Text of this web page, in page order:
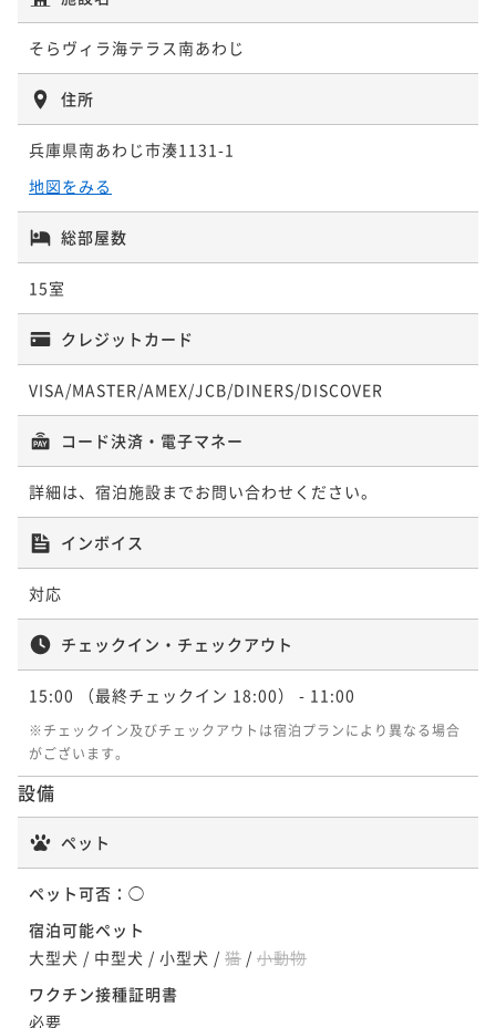
ポイント即利用で最大5％OFF
2名 ¥ 78,185 ~
夕食付き（【7席限定】カウンターダイニングで味わう
淡路島・美食プラン）愛犬同泊2匹※食事代は別途必要
素泊まり BBQコンロ付き 愛犬同泊1匹
素泊まり 事前決済可
IN 15:00 - 18:00 OUT11:00
ポイント即利用で
¥82,300~
2名 ¥ 78,185 ~
素泊まり BBQコンロ付き 愛犬同泊2匹
ポイント即利用で
¥87,800~
2名 ¥ 83,410 ~
夕朝食付き（オードブル＆淡路和牛BBQセット） 愛
犬同泊1匹
二食付き 事前決済可
ポイント即利用で最大5％OFF
夕朝食付き（オードブル＆淡路和牛BBQセット） 愛
犬同泊2匹
そらヴィラ海テラス南あわじ
住所
兵庫県南あわじ市湊1131-1
地図をみる
総部屋数
15室
クレジットカード
VISA/MASTER/AMEX/JCB/DINERS/DISCOVER
コード決済・電子マネー
詳細は、宿泊施設までお問い合わせください。
インボイス
対応
チェックイン・チェックアウト
15:00 （最終チェックイン 18:00） - 11:00
※チェックイン及びチェックアウトは宿泊プランにより異なる場合
がございます。
設備
ペット
ペット可否： ◯
宿泊可能ペット
大型犬 / 中型犬 / 小型犬 / 猫 / 小動物
ワクチン接種証明書
必要